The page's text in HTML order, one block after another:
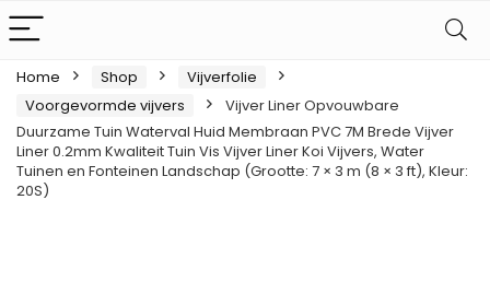
Home Shop
Vijverfolie
Voorgevormde vijvers
Vijver Liner Opvouwbare
Duurzame Tuin Waterval Huid Membraan PVC 7M Brede Vijver
Liner 0.2mm Kwaliteit Tuin Vis Vijver Liner Koi Vijvers, Water
Tuinen en Fonteinen Landschap (Grootte: 7 × 3 m (8 × 3 ft), Kleur:
20S)